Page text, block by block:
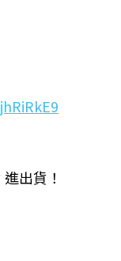
進出貨！